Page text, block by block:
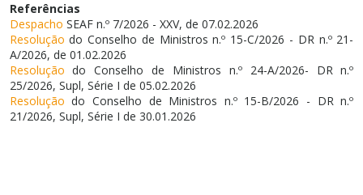
Referências
Despacho SEAF n.º 7/2026 - XXV, de 07.02.2026
Resoluçãodo Conselho de Ministros n.º 15-C/2026 - DR n.º 21-
A/2026, de 01.02.2026
Resoluçãodo Conselho de Ministros n.º 24-A/2026- DR n.º
25/2026, Supl, Série I de 05.02.2026
Resoluçãodo Conselho de Ministros n.º 15-B/2026 - DR n.º
21/2026, Supl, Série I de 30.01.2026